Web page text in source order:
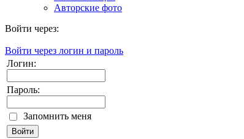
Авторские фото
Войти через:
Войти через логин и пароль
Логин:
Пароль:
Запомнить меня